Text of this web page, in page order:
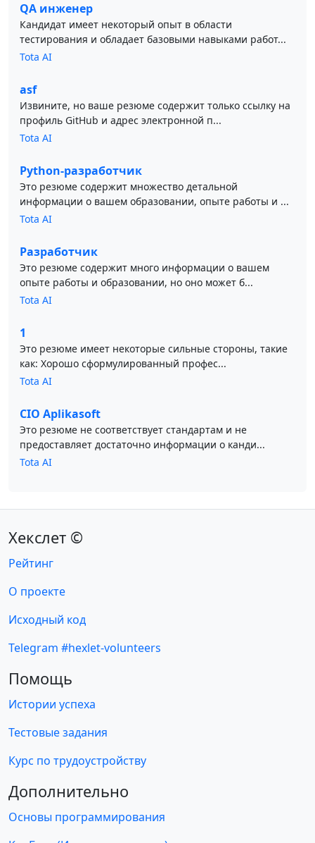
QA инженер
Кандидат имеет некоторый опыт в области
тестирования и обладает базовыми навыками работ...
Tota AI
asf
Извините, но ваше резюме содержит только ссылку на
профиль GitHub и адрес электронной п...
Tota AI
Python-разработчик
Это резюме содержит множество детальной
информации о вашем образовании, опыте работы и ...
Tota AI
Разработчик
Это резюме содержит много информации о вашем
опыте работы и образовании, но оно может б...
Tota AI
1
Это резюме имеет некоторые сильные стороны, такие
как: Хорошо сформулированный профес...
Tota AI
CIO Aplikasoft
Это резюме не соответствует стандартам и не
предоставляет достаточно информации о канди...
Tota AI
Хекслет ©
Рейтинг
О проекте
Исходный код
Telegram #hexlet-volunteers
Помощь
Истории успеха
Тестовые задания
Курс по трудоустройству
Дополнительно
Основы программирования